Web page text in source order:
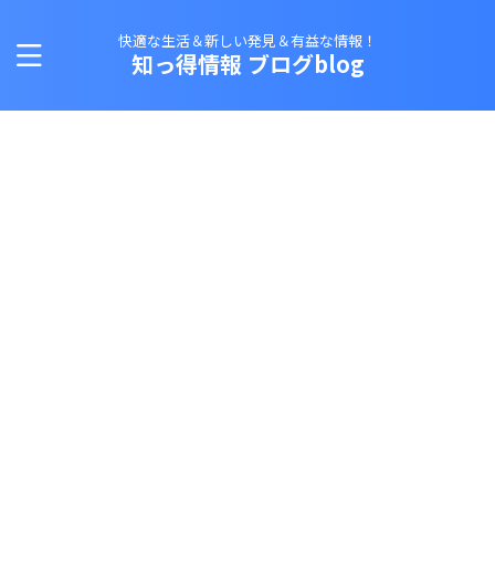
快適な生活＆新しい発見＆有益な情報！
知っ得情報 ブログblog